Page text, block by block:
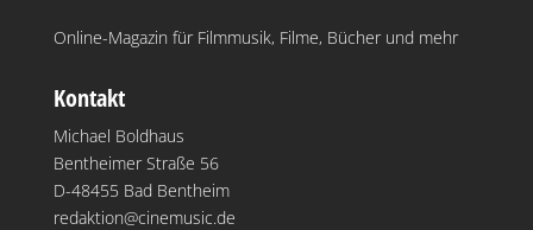
Online-Magazin für Filmmusik, Filme, Bücher und mehr
Kontakt
Michael Boldhaus
Bentheimer Straße 56
D-48455 Bad Bentheim
redaktion@cinemusic.de